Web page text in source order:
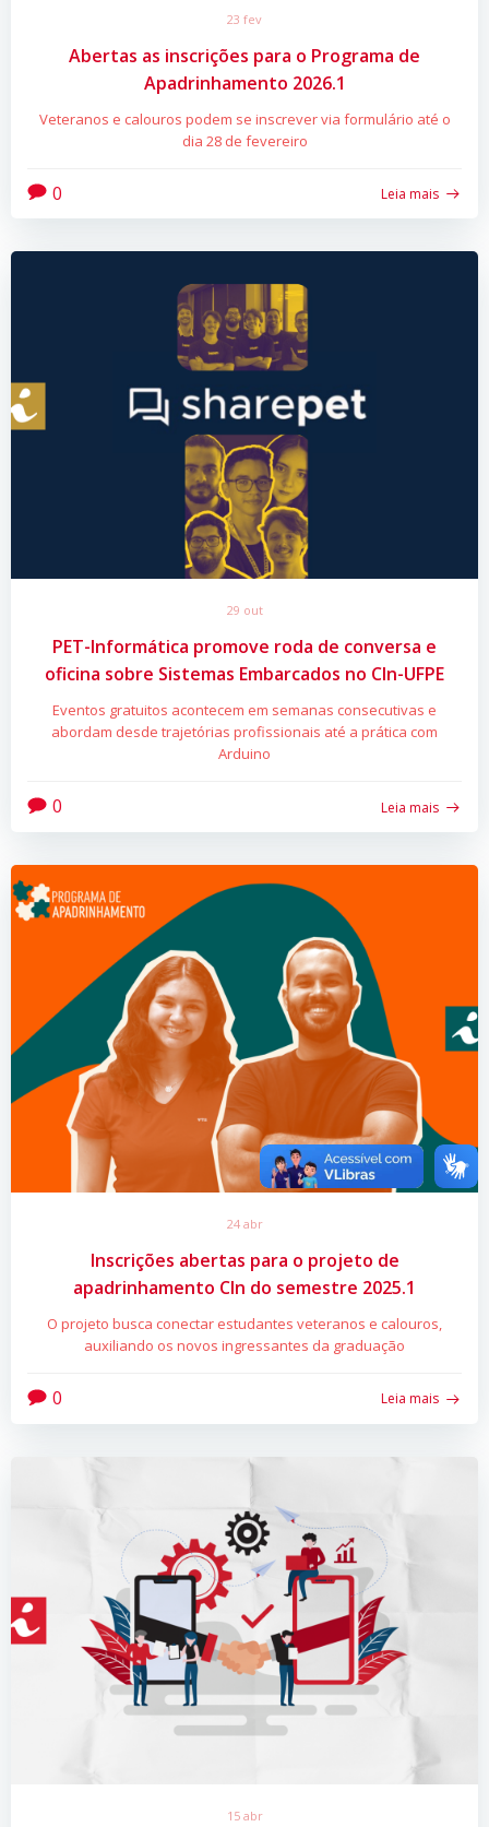
23 fev
Abertas as inscrições para o Programa de
Apadrinhamento 2026.1
Veteranos e calouros podem se inscrever via formulário até o
dia 28 de fevereiro
0 Leia mais
29 out
PET-Informática promove roda de conversa e
oficina sobre Sistemas Embarcados no CIn-UFPE
Eventos gratuitos acontecem em semanas consecutivas e
abordam desde trajetórias profissionais até a prática com
Arduino
0 Leia mais
24 abr
Inscrições abertas para o projeto de
apadrinhamento CIn do semestre 2025.1
O projeto busca conectar estudantes veteranos e calouros,
auxiliando os novos ingressantes da graduação
0 Leia mais
15 abr